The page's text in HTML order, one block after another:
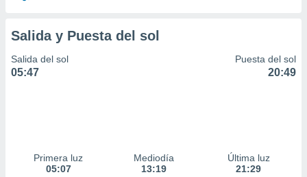
Salida y Puesta del sol
Salida del sol
05:47
Puesta del sol
20:49
Primera luz
05:07
Mediodía
13:19
Última luz
21:29